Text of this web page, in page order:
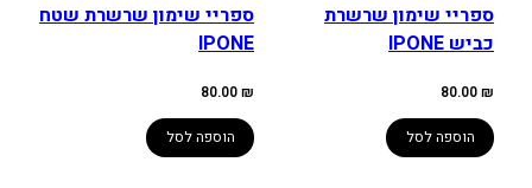
ספריי שימון שרשרת
כביש IPONE
80.00₪
הוספה לסל
ספריי שימון שרשרת שטח
IPONE
80.00₪
הוספה לסל